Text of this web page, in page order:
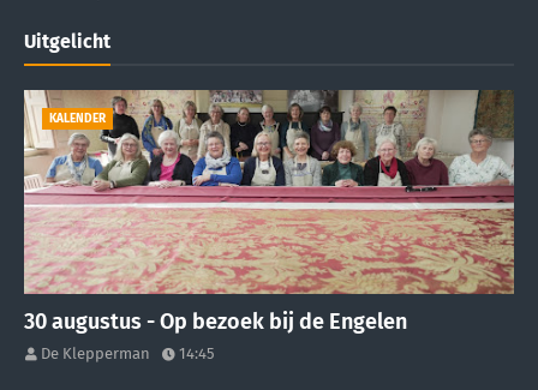
Uitgelicht
KALENDER
30 augustus - Op bezoek bij de Engelen
De Klepperman 14:45